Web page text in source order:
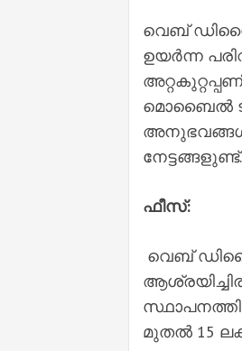
വെബ്
ഉയർന്ന
മൊബൈൽ
അനുഭവങ്ങൾ,
നേട്ടങ്ങളുണ്ട്.
ഫീസ്:
വെബ്
മുതൽ 15